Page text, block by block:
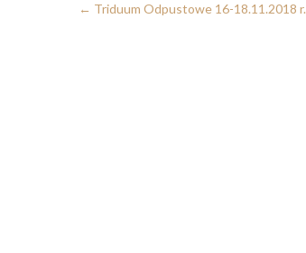
← Triduum Odpustowe 16-18.11.2018 r.